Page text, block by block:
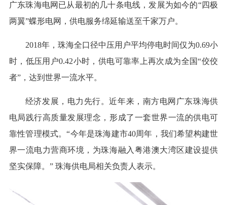
广东珠海电网已从最初的几十条电线，发展为如今的“四极
两翼”蝶形电网，供电服务绵延输送至千家万户。
2018年，珠海全口径中压用户平均停电时间仅为0.69小
时，低压用户0.42小时，供电可靠率上再次成为全国“佼佼
者”，达到世界一流水平。
经济发展，电力先行。近年来，南方电网广东珠海供
电局践行高质量发展理念，形成了一套世界一流的供电可
靠性管理模式。“今年是珠海建市40周年，我们希望构建世
界一流电力营商环境，为珠海融入粤港澳大湾区建设提供
坚实保障。” 珠海供电局相关负责人表示。